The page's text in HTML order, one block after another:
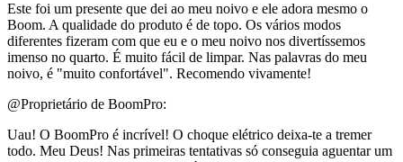
Este foi um presente que dei ao meu noivo e ele adora mesmo o
Boom. A qualidade do produto é de topo. Os vários modos
diferentes fizeram com que eu e o meu noivo nos divertíssemos
imenso no quarto. É muito fácil de limpar. Nas palavras do meu
noivo, é "muito confortável". Recomendo vivamente!
@Proprietário de BoomPro:
Uau! O BoomPro é incrível! O choque elétrico deixa-te a tremer
todo. Meu Deus! Nas primeiras tentativas só conseguia aguentar um